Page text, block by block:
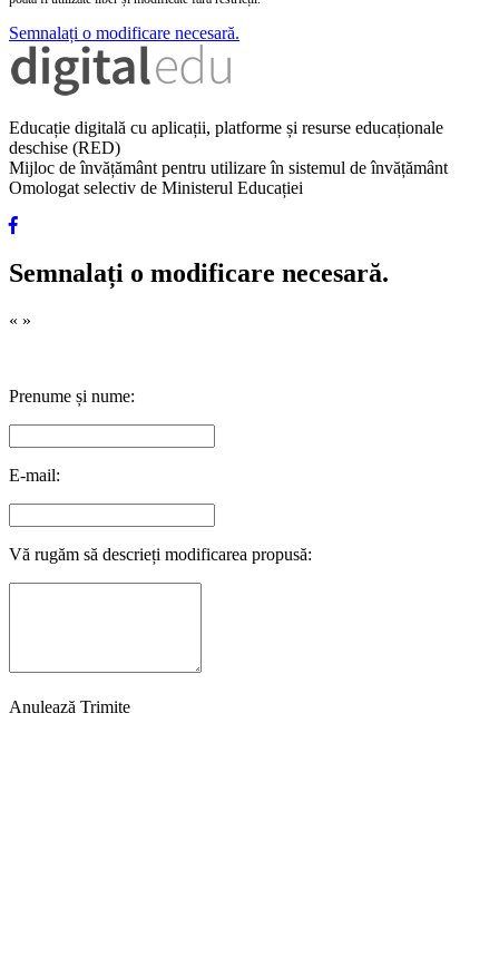
Semnalați o modificare necesară.
Educație digitală cu aplicații, platforme și resurse educaționale
deschise (RED)
Mijloc de învățământ pentru utilizare în sistemul de învățământ
Omologat selectiv de Ministerul Educației
Semnalați o modificare necesară.
« »
Prenume și nume:
E-mail:
Vă rugăm să descrieți modificarea propusă:
Anulează Trimite